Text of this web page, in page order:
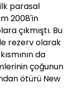
parasal
2008'in
çıkmıştı. Bu
rezerv olarak
da
çoğunun
ötürü New